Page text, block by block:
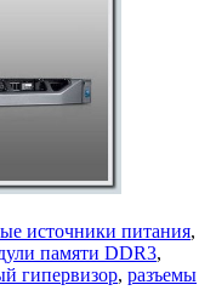
источники питания,
памяти DDR3,
гипервизор, разъемы